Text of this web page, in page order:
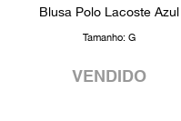
Blusa Polo Lacoste Azul
Tamanho: G
VENDIDO